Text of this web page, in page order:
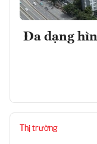
Đa dạng
Thị trường